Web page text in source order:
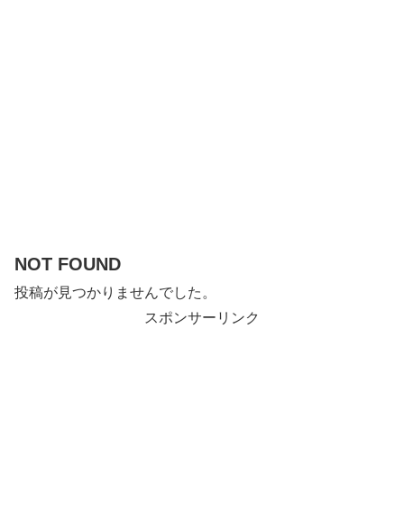
NOT FOUND
投稿が見つかりませんでした。
スポンサーリンク